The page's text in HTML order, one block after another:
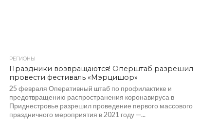
РЕГИОНЫ
Праздники возвращаются! Оперштаб разрешил
провести фестиваль «Мэрцишор»
25 февраля Оперативный штаб по профилактике и
предотвращению распространения коронавируса в
Приднестровье разрешил проведение первого массового
праздничного мероприятия в 2021 году —...